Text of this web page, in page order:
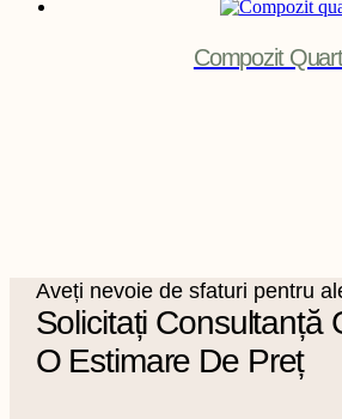
Compozit
Aveți nevoie de sfaturi pentru
Solicitați Consultanță
O Estimare De Preț